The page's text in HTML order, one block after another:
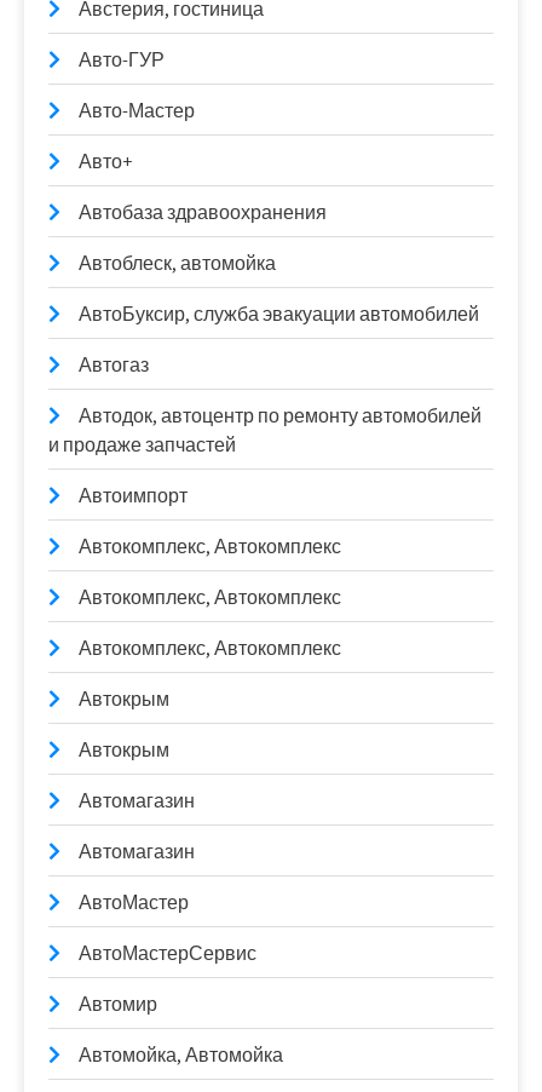
Австерия, гостиница
Авто-ГУР
Авто-Мастер
Авто+
Автобаза здравоохранения
Автоблеск, автомойка
АвтоБуксир, служба эвакуации автомобилей
Автогаз
Автодок, автоцентр по ремонту автомобилей
и продаже запчастей
Автоимпорт
Автокомплекс, Автокомплекс
Автокомплекс, Автокомплекс
Автокомплекс, Автокомплекс
Автокрым
Автокрым
Автомагазин
Автомагазин
АвтоМастер
АвтоМастерСервис
Автомир
Автомойка, Автомойка